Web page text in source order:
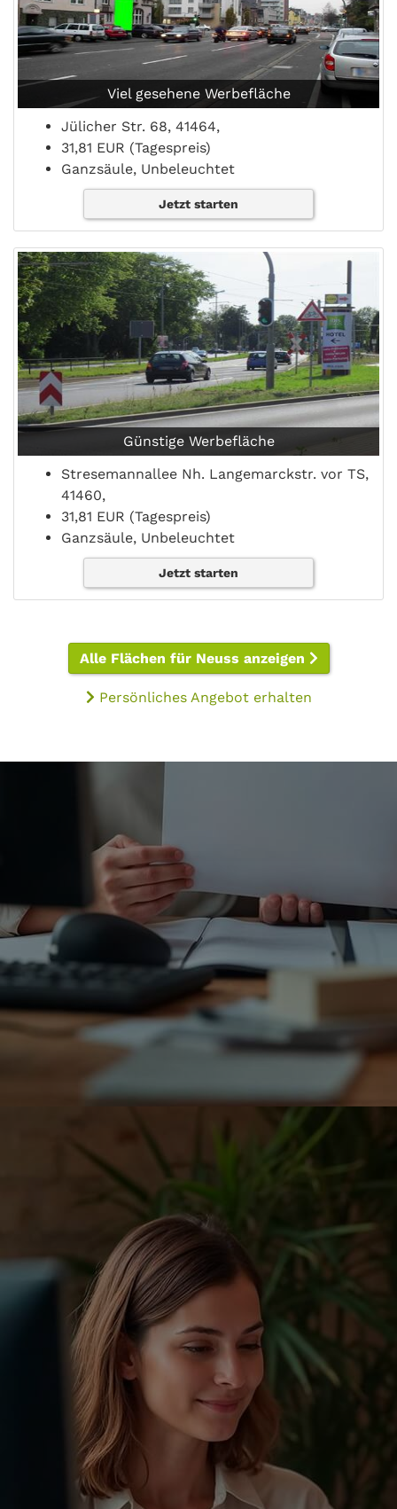
Viel gesehene Werbefläche
Jülicher Str. 68, 41464,
31,81 EUR (Tagespreis)
Ganzsäule, Unbeleuchtet
Jetzt starten
Günstige Werbefläche
Stresemannallee Nh. Langemarckstr. vor TS,
41460,
31,81 EUR (Tagespreis)
Ganzsäule, Unbeleuchtet
Jetzt starten
Alle Flächen für Neuss anzeigen
Persönliches Angebot erhalten